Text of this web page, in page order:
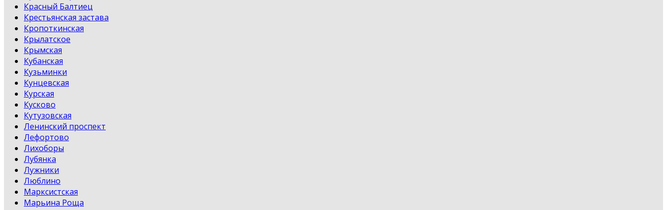
Красный Балтиец
Крестьянская застава
Кропоткинская
Крылатское
Крымская
Кубанская
Кузьминки
Кунцевская
Курская
Кусково
Кутузовская
Ленинский проспект
Лефортово
Лихоборы
Лубянка
Лужники
Люблино
Марксистская
Марьина Роща